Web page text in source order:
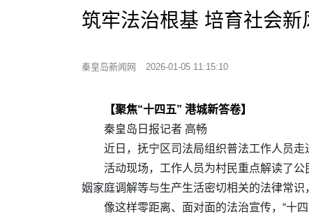
筑牢法治根基 培育社会
秦皇岛新闻网 2026-01-05 11:15:10
【聚焦“十四五” 港城新答卷】
秦皇岛日报记者 高畅
近日，抚宁区司法局组织普法工作人员
活动现场，工作人员为村民重点解读了
姻家庭调解等与生产生活密切相关的法律常识
像这样零距离、面对面的法治宣传，“十